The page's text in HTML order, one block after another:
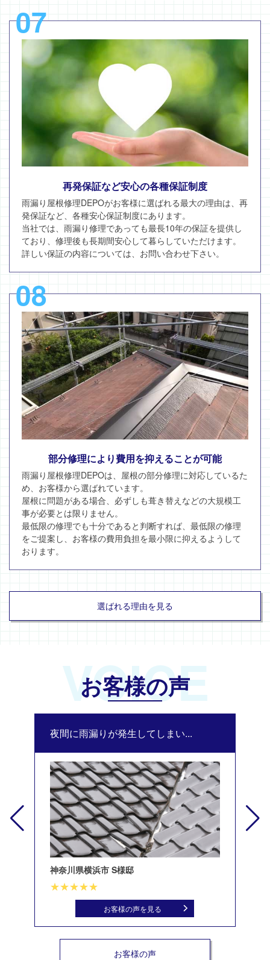
07
再発保証など安心の各種保証制度
雨漏り屋根修理DEPOがお客様に選ばれる最大の理由は、再
発保証など、各種安心保証制度にあります。
当社では、雨漏り修理であっても最長10年の保証を提供し
ており、修理後も長期間安心して暮らしていただけます。
詳しい保証の内容については、お問い合わせ下さい。
08
部分修理により費用を抑えることが可能
雨漏り屋根修理DEPOは、屋根の部分修理に対応しているた
め、お客様から選ばれています。
屋根に問題がある場合、必ずしも葺き替えなどの大規模工
事が必要とは限りません。
最低限の修理でも十分であると判断すれば、最低限の修理
をご提案し、お客様の費用負担を最小限に抑えるようして
おります。
選ばれる理由を見る
VOICE
お客様の声
夜間に雨漏りが発生してしまい...
神奈川県横浜市 S様邸
お客様の声を見る
お客様の声